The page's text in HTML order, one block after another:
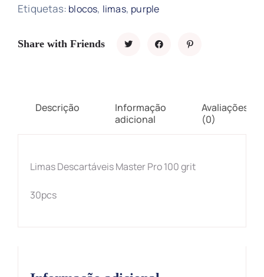
Etiquetas: blocos, limas, purple
Share with Friends
Descrição
Informação
adicional
Avaliações
(0)
Limas Descartáveis Master Pro 100 grit
30pcs